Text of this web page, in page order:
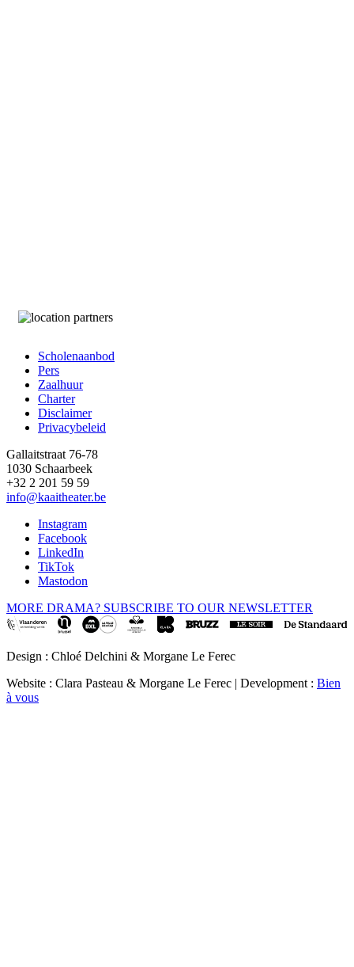
Footer
Scholenaanbod
Pers
Zaalhuur
Charter
Disclaimer
Privacybeleid
Gallaitstraat 76-78
1030 Schaarbeek
+32 2 201 59 59
info@kaaitheater.be
Instagram
Facebook
LinkedIn
TikTok
Mastodon
MORE DRAMA? SUBSCRIBE TO OUR NEWSLETTER
Design : Chloé Delchini & Morgane Le Ferec
Website : Clara Pasteau & Morgane Le Ferec | Development : Bien
à vous